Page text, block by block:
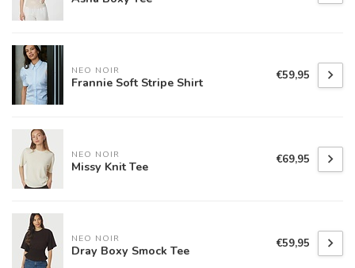
NEO NOIR
Frannie Soft Stripe Shirt €59,95
NEO NOIR
Missy Knit Tee €69,95
NEO NOIR
Dray Boxy Smock Tee €59,95